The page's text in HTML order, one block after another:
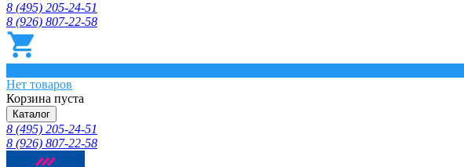
8 (495) 205-24-51
8 (926) 807-22-58
Нет товаров
Корзина пуста
Каталог
8 (495) 205-24-51
8 (926) 807-22-58